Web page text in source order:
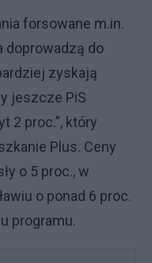
forsowane m.in.
doprowadzą do
zyskają
jeszcze PiS
2 proc.”, który
Plus. Ceny
o 5 proc., w
o ponad 6 proc.
programu.